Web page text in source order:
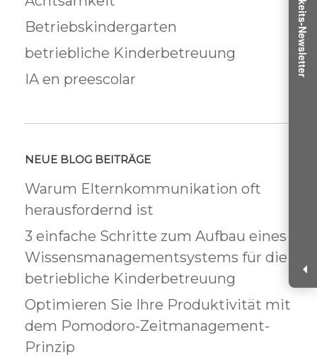
Betriebskindergarten
betriebliche Kinderbetreuung
IA en preescolar
NEUE BLOG BEITRÄGE
Warum Elternkommunikation oft
herausfordernd ist
3 einfache Schritte zum Aufbau eines
Wissensmanagementsystems für die
betriebliche Kinderbetreuung
Optimieren Sie Ihre Produktivität mit
dem Pomodoro-Zeitmanagement-
Prinzip